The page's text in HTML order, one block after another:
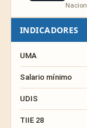
INDICADORES
UMA
Salario mínimo
UDIS
TIIE 28